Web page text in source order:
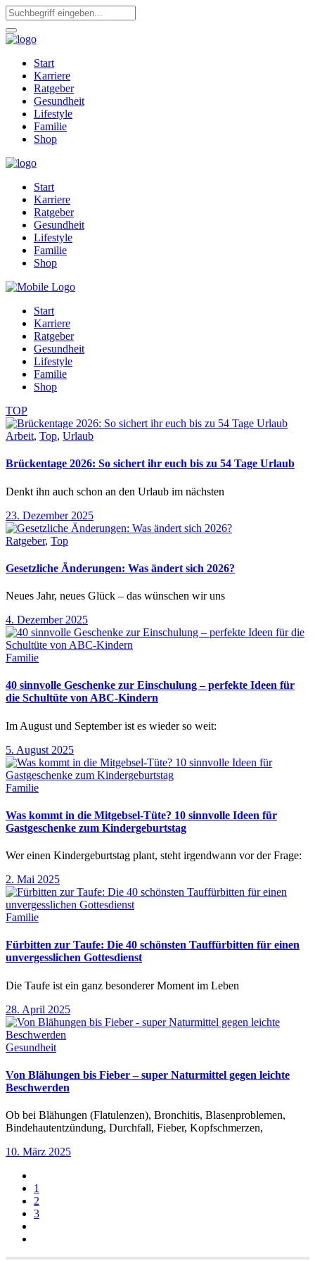
Start
Karriere
Ratgeber
Gesundheit
Lifestyle
Familie
Shop
Start
Karriere
Ratgeber
Gesundheit
Lifestyle
Familie
Shop
Start
Karriere
Ratgeber
Gesundheit
Lifestyle
Familie
Shop
TOP
Arbeit, Top, Urlaub
Brückentage 2026: So sichert ihr euch bis zu 54 Tage Urlaub
Denkt ihn auch schon an den Urlaub im nächsten
23. Dezember 2025
Ratgeber, Top
Gesetzliche Änderungen: Was ändert sich 2026?
Neues Jahr, neues Glück – das wünschen wir uns
4. Dezember 2025
Familie
40 sinnvolle Geschenke zur Einschulung – perfekte Ideen für
die Schultüte von ABC-Kindern
Im August und September ist es wieder so weit:
5. August 2025
Familie
Was kommt in die Mitgebsel-Tüte? 10 sinnvolle Ideen für
Gastgeschenke zum Kindergeburtstag
Wer einen Kindergeburtstag plant, steht irgendwann vor der Frage:
2. Mai 2025
Familie
Fürbitten zur Taufe: Die 40 schönsten Tauffürbitten für einen
unvergesslichen Gottesdienst
Die Taufe ist ein ganz besonderer Moment im Leben
28. April 2025
Gesundheit
Von Blähungen bis Fieber – super Naturmittel gegen leichte
Beschwerden
Ob bei Blähungen (Flatulenzen), Bronchitis, Blasenproblemen,
Bindehautentzündung, Durchfall, Fieber, Kopfschmerzen,
10. März 2025
1
2
3